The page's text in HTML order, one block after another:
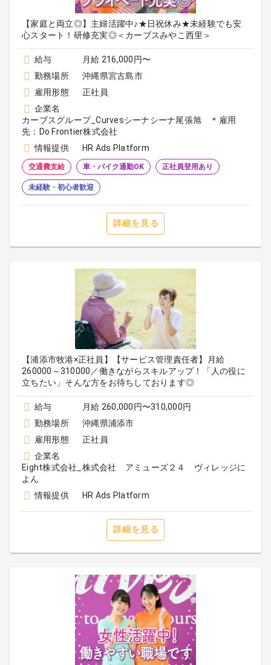
【家庭と両立◎】主婦活躍中♪★日祝休み★未経験でも安
心スタート！研修充実◎＜カーブスみやこ西里＞
給与
月給 216,000円〜
勤務場所
沖縄県宮古島市
雇用形態
正社員
企業名
カーブスグループ_Curvesシーナシーナ尾張旭 ＊雇用
先：Do Frontier株式会社
情報提供
HR Ads Platform
交通費支給 車・バイク通勤OK 正社員登用あり
未経験・初心者歓迎
詳細を見る
【浦添市牧港×正社員】【サービス管理責任者】月給
260000～310000／働きながらスキルアップ！「人の役に
立ちたい」そんな方をお待ちしております◎
給与
月給 260,000円〜310,000円
勤務場所
沖縄県浦添市
雇用形態
正社員
企業名
Eight株式会社_株式会社 アミューズ２４ ヴィレッジに
よん
情報提供
HR Ads Platform
詳細を見る